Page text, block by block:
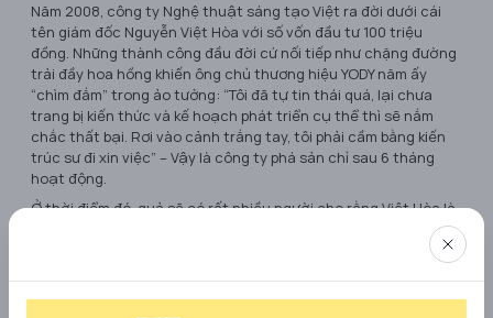
Năm 2008, công ty Nghệ thuật sáng tạo Việt ra đời dưới cái
tên giám đốc Nguyễn Việt Hòa với số vốn đầu tư 100 triệu
đồng. Những thành công đầu đời cứ nối tiếp như chặng đường
trải đầy hoa hồng khiến ông chủ thương hiệu YODY năm ấy
“chìm đắm” trong ảo tưởng: “Tôi đã tự tin thái quá, lại chưa
trang bị kiến thức và kế hoạch phát triển cụ thể thì sẽ nắm
chắc thất bại. Rơi vào cảnh trắng tay, tôi phải cầm bằng kiến
trúc sư đi xin việc” – Vậy là công ty phá sản chỉ sau 6 tháng
hoạt động.
Ở thời điểm đó, quả sẽ có rất nhiều người cho rằng Việt Hòa là
một kẻ điên khùng, dại khờ, một kẻ không biết nắm bắt cơ hội,
một kẻ “sướng quá hóa rồ”… khi từ bỏ một công việc tốt tại Tập